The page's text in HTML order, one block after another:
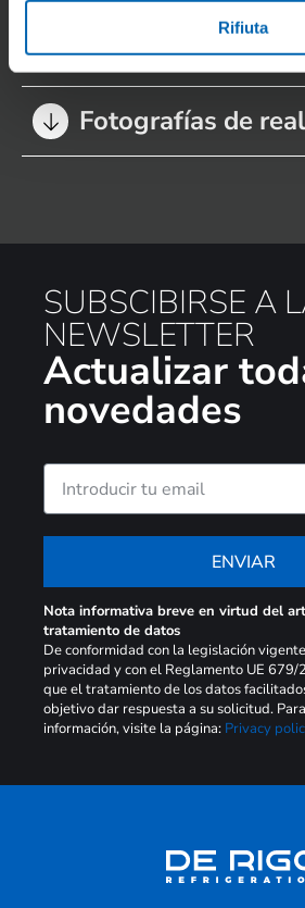
Rifiuta
Rendering del
Fotografías de
SUBSCIBIRSE A
NEWSLETTER
Actualizar
novedades
ENVIAR
Nota informativa breve en virtud del
tratamiento de datos
De conformidad con la legislación
privacidad y con el Reglamento UE 679/
que el tratamiento de los datos
objetivo dar respuesta a su solicitud.
información, visite la página: Privacy